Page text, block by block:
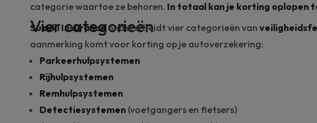
categorie waartoe ze behoren. In totaal kan je korting oplopen
Vier categorieën
Suzuki Insuranceonderscheidt vier categorieën van
aanmerking komt voor korting op je autoverzekering:
Parkeerhulpsystemen
Rijhulpsystemen
Remhulpsystemen
Detectiesystemen (voetgangers en fietsers)